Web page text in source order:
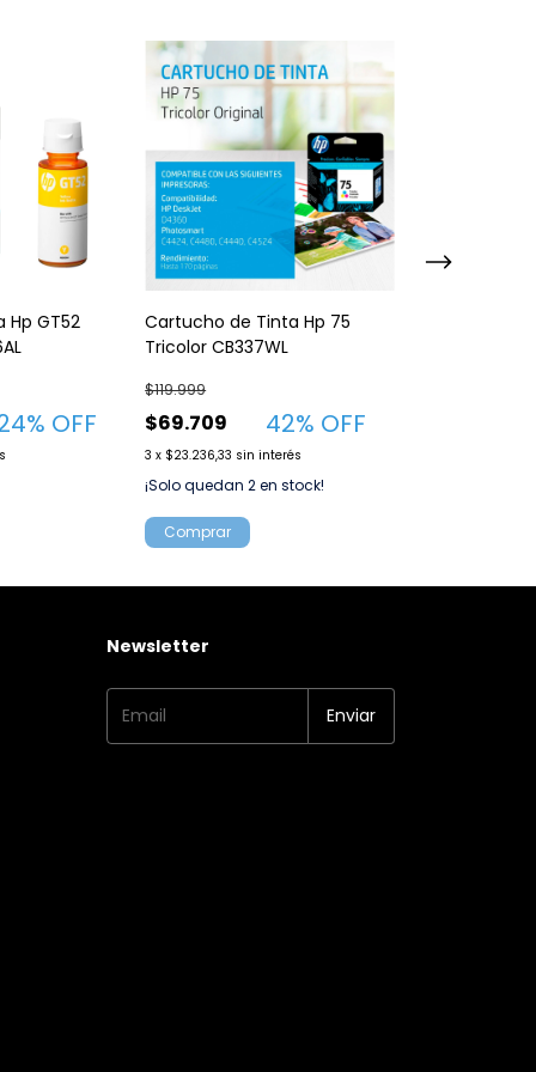
Hp GT52
% OFF
Cartucho de Tinta Hp 75
Tricolor CB337WL
$69.709
$119.999
42% OFF
3 x $23.236,33 sin interés
¡Solo quedan2en stock!
Newsletter